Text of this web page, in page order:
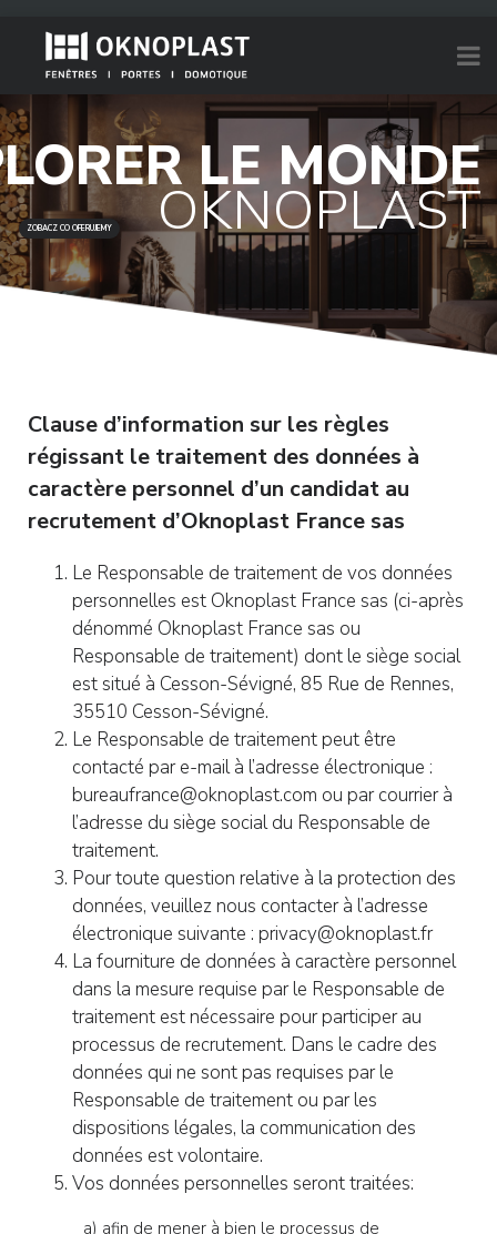
LE MONDE
OKNOPLAST
ZOBACZ CO OFERUJEMY
Clause d’information sur les règles
régissant le traitement des données à
caractère personnel d’un candidat au
recrutement d’Oknoplast France sas
Le Responsable de traitement de vos données
personnelles est Oknoplast France sas (ci-après
dénommé Oknoplast France sas ou
Responsable de traitement) dont le siège social
est situé à Cesson-Sévigné, 85 Rue de Rennes,
35510 Cesson-Sévigné.
Le Responsable de traitement peut être
contacté par e-mail à l’adresse électronique :
bureaufrance@oknoplast.com ou par courrier à
l’adresse du siège social du Responsable de
traitement.
Pour toute question relative à la protection des
données, veuillez nous contacter à l’adresse
électronique suivante : privacy@oknoplast.fr
La fourniture de données à caractère personnel
dans la mesure requise par le Responsable de
traitement est nécessaire pour participer au
processus de recrutement. Dans le cadre des
données qui ne sont pas requises par le
Responsable de traitement ou par les
dispositions légales, la communication des
données est volontaire.
Vos données personnelles seront traitées:
a) afin de mener à bien le processus de